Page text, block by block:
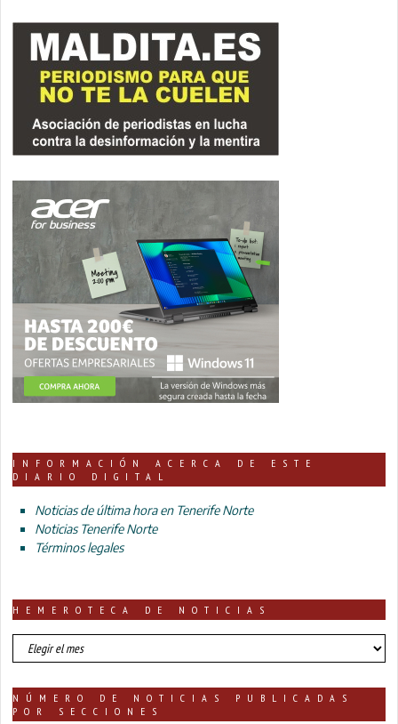
INFORMACIÓN ACERCA DE ESTE
DIARIO DIGITAL
Noticias de última hora en Tenerife Norte
Noticias Tenerife Norte
Términos legales
HEMEROTECA DE NOTICIAS
HEMEROTECA
DE
NÚMERO DE NOTICIAS PUBLICADAS
POR SECCIONES